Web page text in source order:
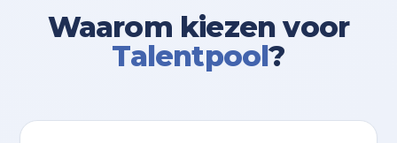
Waarom kiezen voor
Talentpool?